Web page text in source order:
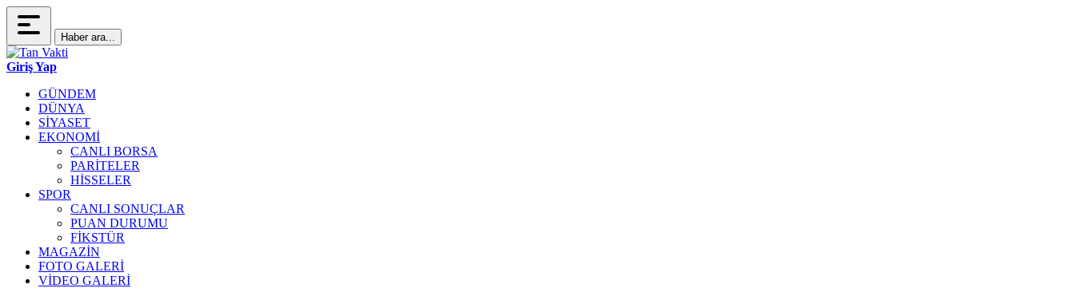
Haber ara...
Giriş Yap
GÜNDEM
DÜNYA
SİYASET
EKONOMİ
CANLI BORSA
PARİTELER
HİSSELER
SPOR
CANLI SONUÇLAR
PUAN DURUMU
FİKSTÜR
MAGAZİN
FOTO GALERİ
VİDEO GALERİ